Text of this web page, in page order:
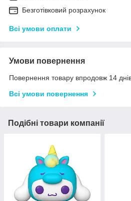
Безготівковий розрахунок
Всі умови оплати
Умови повернення
Повернення товару впродовж 14
Всі умови повернення
Подібні товари компанії